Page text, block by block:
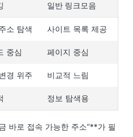
일반 링크모음
소 탐색 사이트 목록 제공
중심 페이지 중심
경 위주 비교적 느림
정보 탐색용
바로 접속 가능한 주소”**가 필